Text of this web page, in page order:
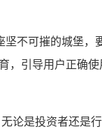
不可摧的城堡
，引导用户正确
论是投资者还是